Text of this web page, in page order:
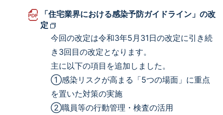
「住宅業界における感染予防ガイドライン」の改
定
今回の改定は令和3年5月31日の改定に引き続
き3回目の改定となります。
主に以下の項目を追加しました。
①感染リスクが高まる「5つの場面」に重点
を置いた対策の実施
②職員等の行動管理・検査の活用